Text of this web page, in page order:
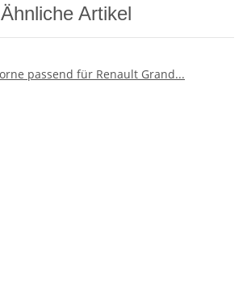
Ähnliche Artikel